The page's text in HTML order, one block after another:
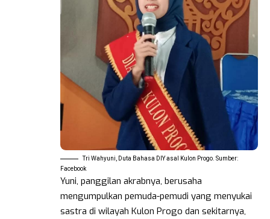
Tri Wahyuni, Duta Bahasa DIY asal Kulon Progo. Sumber:
Facebook
Yuni, panggilan akrabnya, berusaha
mengumpulkan pemuda-pemudi yang menyukai
sastra di wilayah Kulon Progo dan sekitarnya,